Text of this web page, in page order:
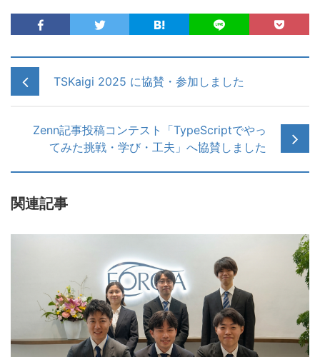
TSKaigi 2025 に協賛・参加しました
Zenn記事投稿コンテスト「TypeScriptでやっ
てみた挑戦・学び・工夫」へ協賛しました
関連記事